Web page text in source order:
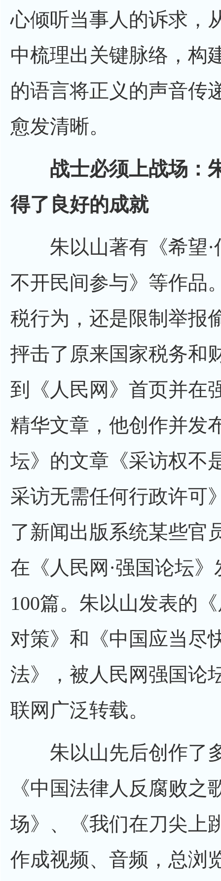
心倾听当事人的诉求，
中梳理出关键脉络，构
的语言将正义的声音传
愈发清晰。
战士必须上战场：
得了良好的成就
朱以山著有《希望·
不开民间参与》等作品
税行为，还是限制举报
抨击了原来国家税务和
到《人民网》首页并在
精华文章，他创作并发
坛》的文章《采访权不
采访无需任何行政许可
了新闻出版系统某些官
在《人民网·强国论坛
100篇。朱以山发表的
对策》和《中国应当尽
法》，被人民网强国论
联网广泛转载。
朱以山先后创作了
《中国法律人反腐败
场》、《我们在刀尖上
作成视频、音频，总浏